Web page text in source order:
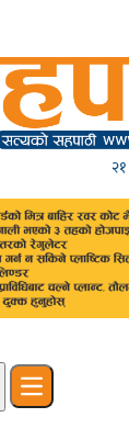
Open main